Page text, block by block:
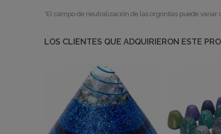
*El campo de neutralización de lasorgonitas puede variar
LOS CLIENTES QUE ADQUIRIERON ESTE